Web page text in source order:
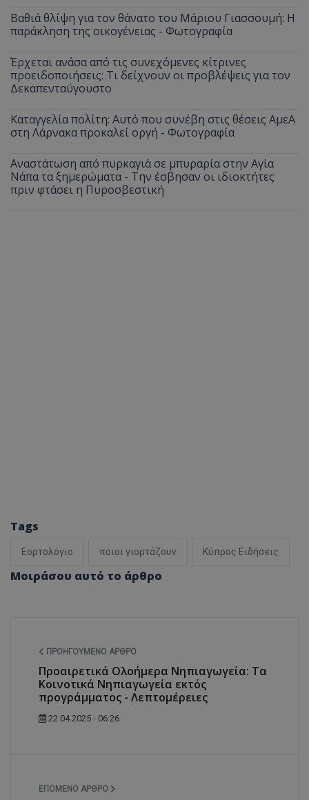
Βαθιά θλίψη για τον θάνατο του Μάριου Γιασσουμή: Η
παράκληση της οικογένειας - Φωτογραφία
Έρχεται ανάσα από τις συνεχόμενες κίτρινες
προειδοποιήσεις: Τι δείχνουν οι προβλέψεις για τον
Δεκαπενταύγουστο
Καταγγελία πολίτη: Αυτό που συνέβη στις θέσεις ΑμεΑ
στη Λάρνακα προκαλεί οργή - Φωτογραφία
Αναστάτωση από πυρκαγιά σε μπυραρία στην Αγία
Νάπα τα ξημερώματα - Την έσβησαν οι ιδιοκτήτες
πριν φτάσει η Πυροσβεστική
Tags
Εορτολόγιο ποιοι γιορτάζουν Κύπρος Ειδήσεις
Μοιράσου αυτό το άρθρο
ΠΡΟΗΓΟΎΜΕΝΟ ΆΡΘΡΟ
Προαιρετικά Ολοήμερα Νηπιαγωγεία: Τα
Κοινοτικά Νηπιαγωγεία εκτός
προγράμματος - Λεπτομέρειες
22.04.2025 - 06:26
ΕΠΌΜΕΝΟ ΆΡΘΡΟ